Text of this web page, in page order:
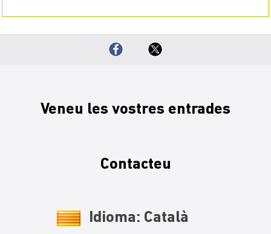
Veneu les vostres entrades
Contacteu